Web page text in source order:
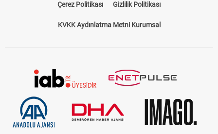
Çerez Politikası Gizlilik Politikası
KVKK Aydınlatma Metni Kurumsal